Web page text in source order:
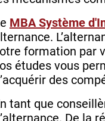
MBA Système
formation par
études vous
des
tant que
De la